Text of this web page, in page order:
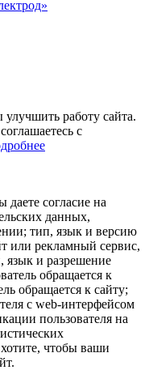
работу сайта.
с
согласие на
данных,
тип, язык и версию
или рекламный сервис,
язык и разрешение
обращается к
обращается к сайту;
с web-интерфейсом
пользователя на
чтобы ваши